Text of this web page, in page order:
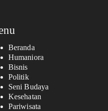
Beranda
Humaniora
Bisnis
Politik
Seni Budaya
Kesehatan
Pariwisata